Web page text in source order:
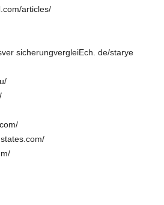
articles/
sicherungvergleiEch. de/starye